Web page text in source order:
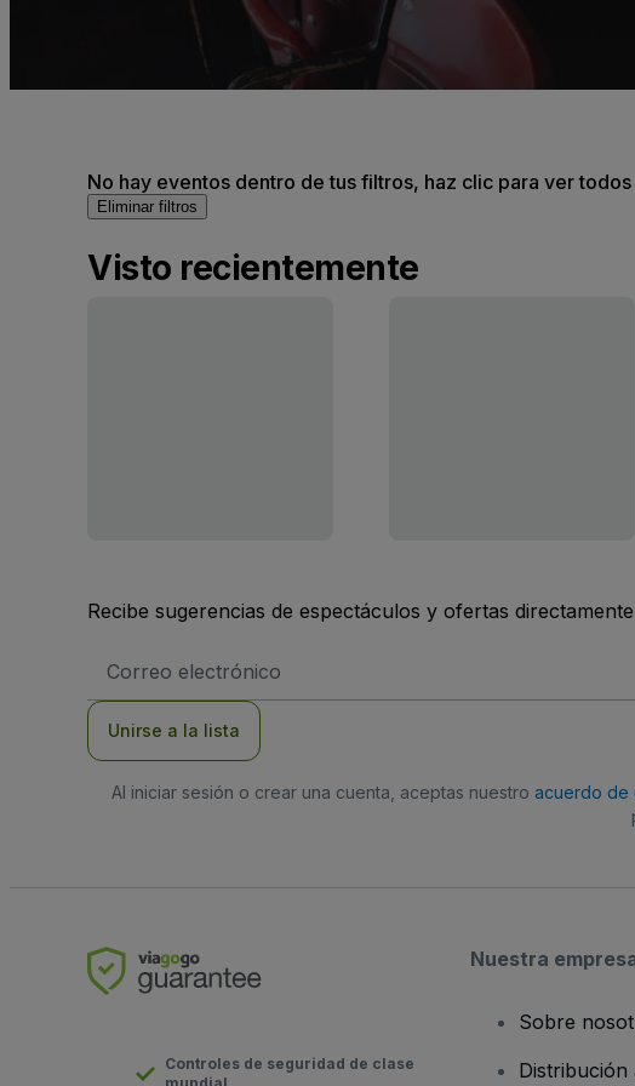
No hay eventos dentro de tus filtros, haz clic para ver
Eliminar filtros
Visto recientemente
Recibe sugerencias de espectáculos y ofertas
de
Unirse a la lista
Al iniciar sesión o crear una cuenta, aceptas nuestro acuerdo de
Controles de seguridad de clase
Nuestra
Sobre
Distribución